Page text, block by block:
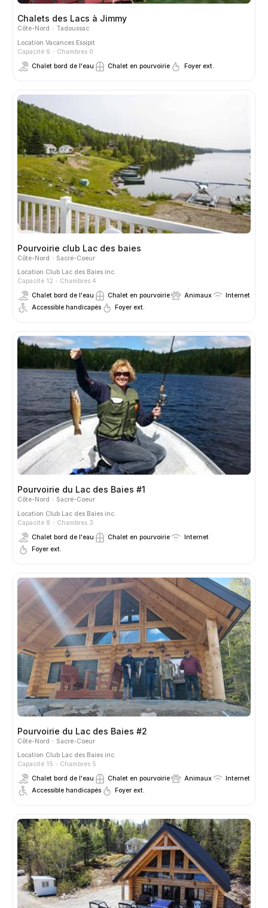
Chalets des Lacs à Jimmy
Côte-Nord
Tadoussac
Location Vacances Essipit
Capacité 6
Chambres 0
Chalet bord de l'eau
Chalet en pourvoirie Foyer ext.
Pourvoirie club Lac des baies
Côte-Nord
Sacré-Coeur
Location Club Lac des Baies inc.
Capacité 12
Chambres 4
Chalet bord de l'eau
Chalet en pourvoirie Animaux
Internet
Accessible handicapés
Foyer ext.
Pourvoirie du Lac des Baies #1
Côte-Nord
Sacré-Coeur
Location Club Lac des Baies inc.
Capacité 8
Chambres 3
Chalet bord de l'eau
Chalet en pourvoirie
Internet
Foyer ext.
Pourvoirie du Lac des Baies #2
Côte-Nord
Sacré-Coeur
Location Club Lac des Baies inc.
Capacité 15
Chambres 5
Chalet bord de l'eau
Chalet en pourvoirie Animaux
Internet
Accessible handicapés
Foyer ext.